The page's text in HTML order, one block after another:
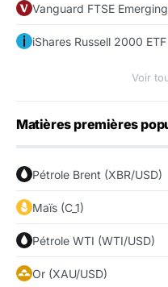
Vanguard FTSE
iShares Russell 2000
Voir
Matières premières
Pétrole Brent (XBR/USD)
Maïs (C_1)
Pétrole WTI (WTI/USD)
Or (XAU/USD)